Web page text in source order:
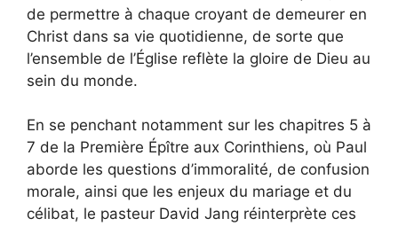
de permettre à chaque croyant de demeurer en
Christ dans sa vie quotidienne, de sorte que
l’ensemble de l’Église reflète la gloire de Dieu au
sein du monde.
En se penchant notamment sur les chapitres 5 à
7 de la Première Épître aux Corinthiens, où Paul
aborde les questions d’immoralité, de confusion
morale, ainsi que les enjeux du mariage et du
célibat, le pasteur David Jang réinterprète ces